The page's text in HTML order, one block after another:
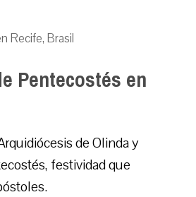
Recife, Brasil
Pentecostés en
de Olinda y
festividad que